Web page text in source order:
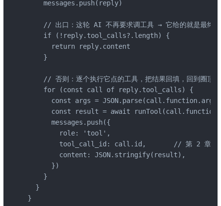
messages.push(reply)
// 出口：这轮 AI 不再要求调工具 → 它给的就是最终
    if (!reply.tool_calls?.length) {
      return reply.content
    }
// 否则：逐个执行它点的工具，把结果回填，回到圈顶
    for (const call of reply.tool_calls) {
const args =
const result = await
      messages.push({
        role: 'tool',
tool_call_id: call.id,       // 第 2 章：
        content: JSON.stringify(result),
      })
    }
  }
}